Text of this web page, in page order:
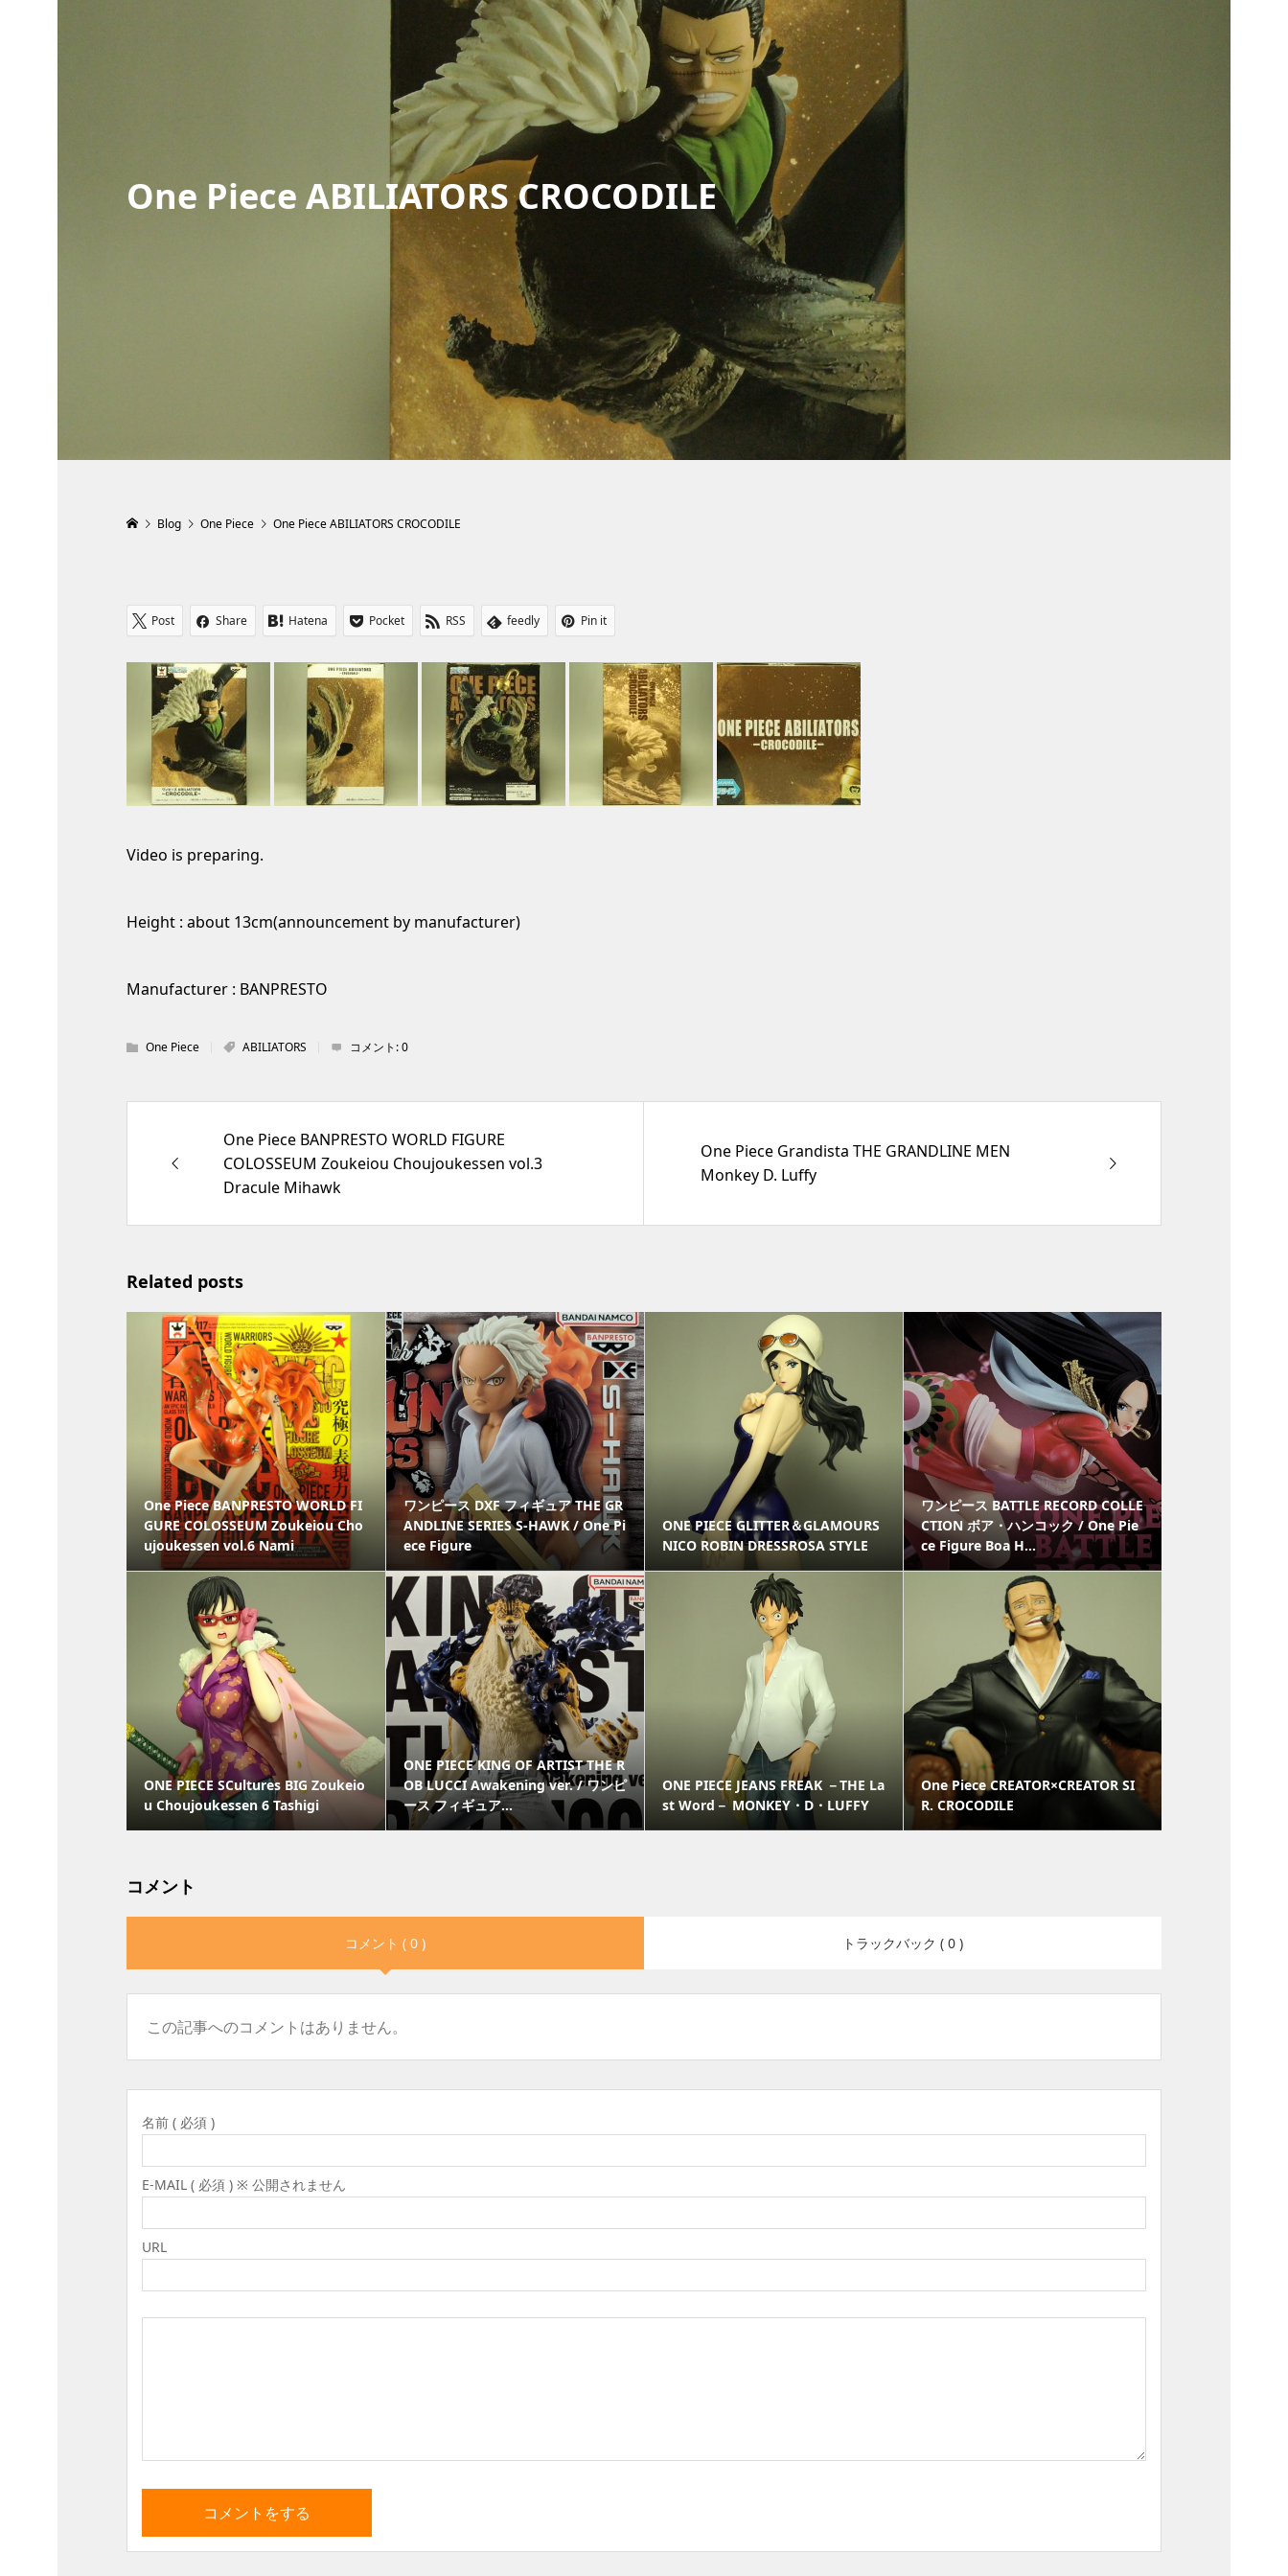
One Piece ABILIATORS CROCODILE
Blog One Piece One Piece ABILIATORS CROCODILE
Post Share Hatena Pocket RSS feedly Pin it
Video is preparing.
Height : about 13cm(announcement by manufacturer)
Manufacturer : BANPRESTO
One Piece ABILIATORS コメント:0
One Piece BANPRESTO WORLD FIGURE
COLOSSEUM Zoukeiou Choujoukessen vol.3
Dracule Mihawk
One Piece Grandista THE GRANDLINE MEN
Monkey D. Luffy
Related posts
One Piece BANPRESTO WORLD FI
GURE COLOSSEUM Zoukeiou Cho
ujoukessen vol.6 Nami
ワンピース DXF フィギュア THE GR
ANDLINE SERIES S-HAWK / One Pi
ece Figure
ONE PIECE GLITTER＆GLAMOURS
NICO ROBIN DRESSROSA STYLE
ワンピース BATTLE RECORD COLLE
CTION ボア・ハンコック / One Pie
ce Figure Boa H...
ONE PIECE SCultures BIG Zoukeio
u Choujoukessen 6 Tashigi
ONE PIECE KING OF ARTIST THE R
OB LUCCI Awakening ver. / ワンピ
ース フィギュア...
ONE PIECE JEANS FREAK －THE La
st Word－ MONKEY・D・LUFFY
One Piece CREATOR×CREATOR SI
R. CROCODILE
コメント
コメント ( 0 ) トラックバック ( 0 )
この記事へのコメントはありません。
名前 ( 必須 )
E-MAIL ( 必須 ) ※ 公開されません
URL